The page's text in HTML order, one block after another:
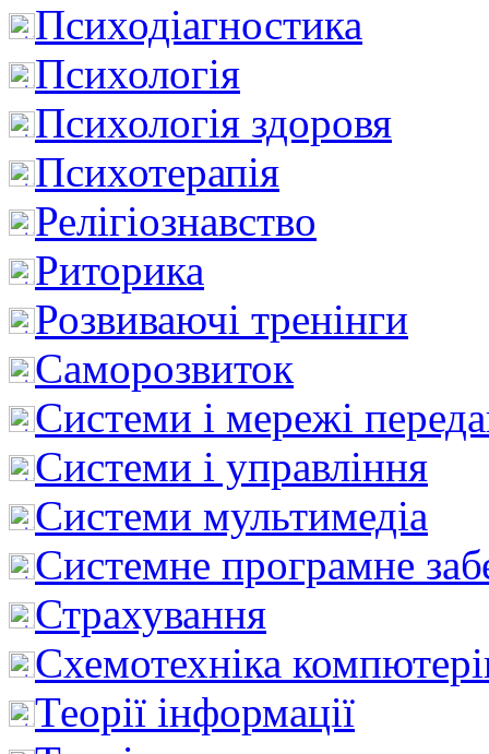
Психодіагностика
Психологія
Психологія здоровя
Психотерапія
Релігіознавство
Риторика
Розвиваючі тренінги
Саморозвиток
Системи і мережі
Системи і управління
Системи мультимедіа
Системне програмне
Страхування
Схемотехніка
Теорії інформації